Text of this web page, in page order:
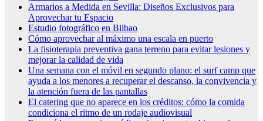
Armarios a Medida en Sevilla: Diseños Exclusivos para
Aprovechar tu Espacio
Estudio fotográfico en Bilbao
Cómo aprovechar al máximo una escala en puerto
La fisioterapia preventiva gana terreno para evitar lesiones y
mejorar la calidad de vida
Una semana con el móvil en segundo plano: el surf camp que
ayuda a los menores a recuperar el descanso, la convivencia y
la atención fuera de las pantallas
El catering que no aparece en los créditos: cómo la comida
condiciona el ritmo de un rodaje audiovisual